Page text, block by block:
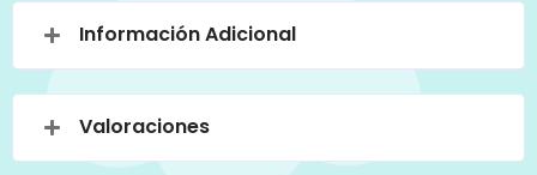
Información Adicional
Valoraciones